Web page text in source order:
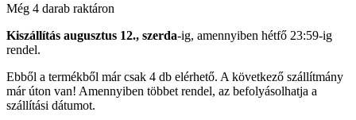
Még 4 darab raktáron
Kiszállítás augusztus 12., szerda-ig, amennyiben hétfő 23:59-ig
rendel.
Ebből a termékből már csak 4 db elérhető. A következő szállítmány
már úton van! Amennyiben többet rendel, az befolyásolhatja a
szállítási dátumot.